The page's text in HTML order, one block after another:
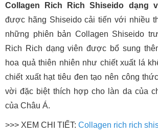
Collagen Rich Rich Shiseido dạng
được hãng Shiseido cải tiến với nhiều
những phiên bản Collagen Shiseido
Rich Rich dạng viên được bổ sung
hoa quả thiên nhiên như chiết xuất lá
chiết xuất hạt tiêu đen tạo nên công
vời đặc biệt thích hợp cho làn da của
của Châu Á.
>>> XEM CHI TIẾT: Collagen rich rich